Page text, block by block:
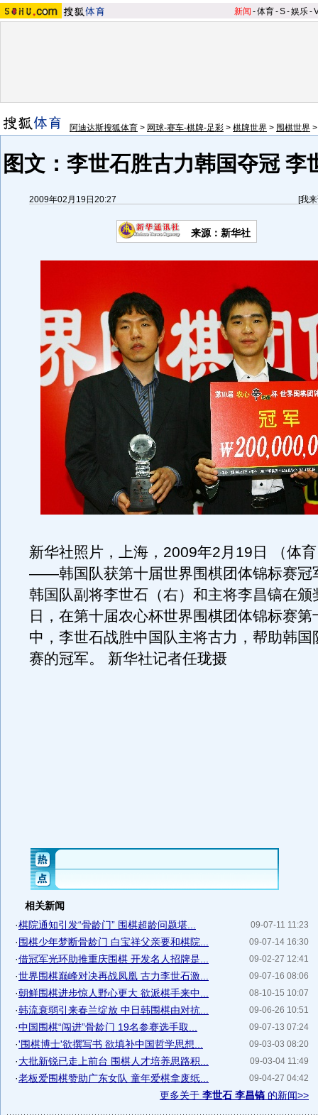
新闻 -体育-S-娱乐-
阿迪达斯搜狐体育 > 网球-赛车-棋牌-足彩 > 棋牌世界 > 围棋世界
图文：李世石胜古力韩国夺冠 李
2009年02月19日20:27 [我
来源： 新华社
新华社照片，上海，2009年2月19日 （体
——韩国队获第十届世界围棋团体锦标赛冠
韩国队副将李世石（右）和主将李昌镐在颁
日，在第十届农心杯世界围棋团体锦标赛第
中，李世石战胜中国队主将古力，帮助韩国
赛的冠军。 新华社记者任珑摄
相关新闻
09-07-11 11:23
·棋院通知引发“骨龄门” 围棋超龄问题堪...
09-07-14 16:30
·围棋少年梦断骨龄门 白宝祥父亲要和棋院...
09-02-27 12:41
·借冠军光环助推重庆围棋 开发名人招牌是...
09-07-16 08:06
·世界围棋巅峰对决再战凤凰 古力李世石激...
08-10-15 10:07
·朝鲜围棋进步惊人野心更大 欲派棋手来中...
09-06-26 10:51
·韩流衰弱引来春兰绽放 中日韩围棋由对抗...
09-07-13 07:24
·中国围棋“闯进”骨龄门 19名参赛选手取...
09-03-03 08:20
·'围棋博士'欲撰写书 欲填补中国哲学思想...
09-03-04 11:49
·大批新锐已走上前台 围棋人才培养思路积...
09-04-27 04:42
·老板爱围棋赞助广东女队 童年爱棋拿废纸...
更多关于 李世石 李昌镐的新闻>>